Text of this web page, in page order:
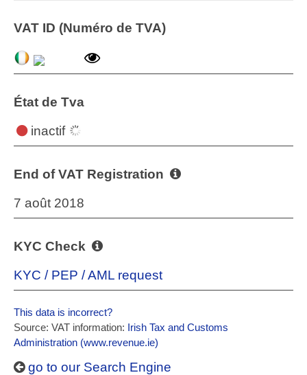
VAT ID (Numéro de TVA)
État de Tva
inactif
End of VAT Registration
7 août 2018
KYC Check
KYC / PEP / AML request
This data is incorrect?
Source: VAT information: Irish Tax and Customs
Administration (www.revenue.ie)
go to our Search Engine